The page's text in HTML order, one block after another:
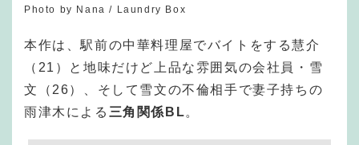
Photo by Nana / Laundry Box
本作は、駅前の中華料理屋でバイトをする慧介
（21）と地味だけど上品な雰囲気の会社員・雪
文（26）、そして雪文の不倫相手で妻子持ちの
雨津木による 三角関係BL。